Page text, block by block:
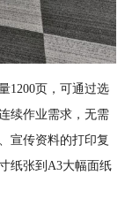
1200页，可通过选
续作业需求，无需
宣传资料的打印复
纸张到A3大幅面纸